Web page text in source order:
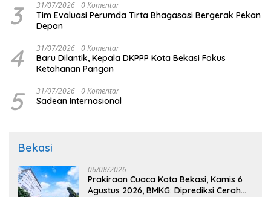
3 31/07/2026 0 Komentar
Tim Evaluasi Perumda Tirta Bhagasasi Bergerak Pekan
Depan
4 31/07/2026 0 Komentar
Baru Dilantik, Kepala DKPPP Kota Bekasi Fokus
Ketahanan Pangan
5 31/07/2026 0 Komentar
Sadean Internasional
Bekasi
06/08/2026
Prakiraan Cuaca Kota Bekasi, Kamis 6
Agustus 2026, BMKG: Diprediksi Cerah